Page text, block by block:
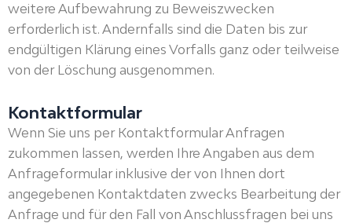
weitere Aufbewahrung zu Beweiszwecken
erforderlich ist. Andernfalls sind die Daten bis zur
endgültigen Klärung eines Vorfalls ganz oder teilweise
von der Löschung ausgenommen.
Kontaktformular
Wenn Sie uns per Kontaktformular Anfragen
zukommen lassen, werden Ihre Angaben aus dem
Anfrageformular inklusive der von Ihnen dort
angegebenen Kontaktdaten zwecks Bearbeitung der
Anfrage und für den Fall von Anschlussfragen bei uns